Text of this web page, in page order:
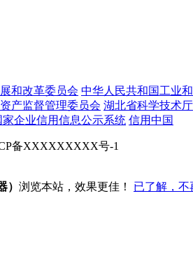
和改革委员会 中华人民共和国工业
产监督管理委员会 湖北省科学技术厅
家企业信用信息公示系统 信用中国
备XXXXXXXXX号-1
） 浏览本站，效果更佳！ 已了解，不